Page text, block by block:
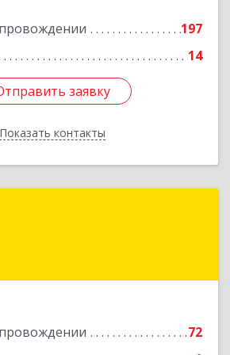
197
14
заявку
Показать контакты
заявку
Назад
72
Татарстан Респ (Татарстан),
Подробнее